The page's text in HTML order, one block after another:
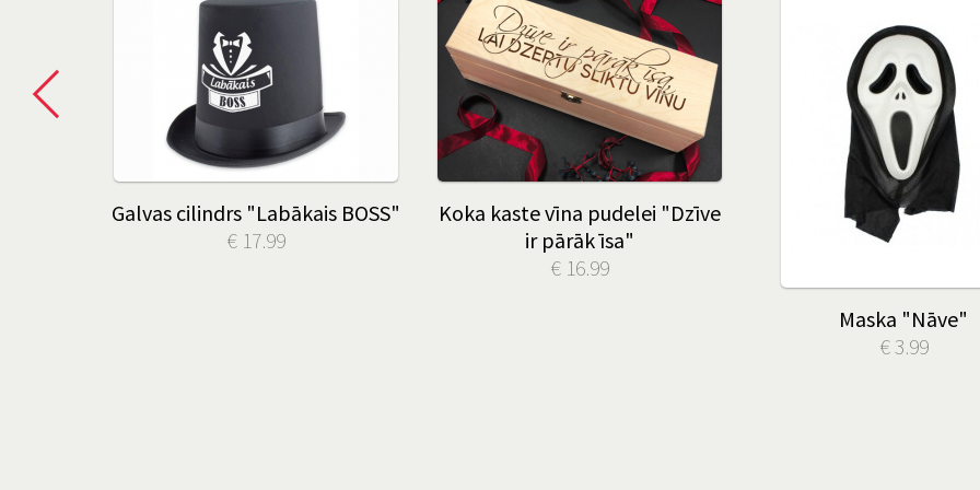
Galvas cilindrs "Labākais BOSS"
€ 17.99
Koka kaste vīna pudelei "Dzīve
ir pārāk īsa"
€ 16.99
Maska "Nāve"
€ 3.99